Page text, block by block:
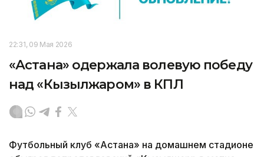
22:31, 09 Мая 2026
«Астана» одержала волевую победу
над «Кызылжаром» в КПЛ
Футбольный клуб «Астана» на домашнем стадионе